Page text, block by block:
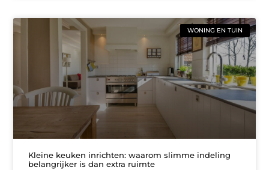
WONING EN TUIN
Kleine keuken inrichten: waarom slimme indeling
belangrijker is dan extra ruimte